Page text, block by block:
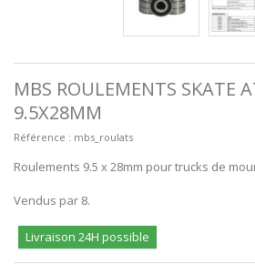
MBS ROULEMENTS SKATE
9.5X28MM
Référence : mbs_roulats
Roulements 9.5 x 28mm pour trucks de
Vendus par 8.
Livraison 24H possible